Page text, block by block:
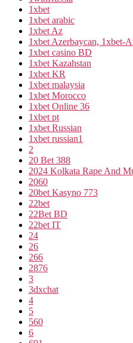
1xbet
1xbet arabic
1xbet Az
1xbet Azerbaycan, 1xbet-
1xbet casino BD
1xbet Kazahstan
1xbet KR
1xbet malaysia
1xbet Morocco
1xbet Online 36
1xbet pt
1xbet Russian
1xbet russian1
2
20 Bet 388
2024 Kolkata Rape And
2060
20bet Kasyno 773
22bet
22Bet BD
22bet IT
24
26
266
2876
3
3dxchat
4
5
560
6